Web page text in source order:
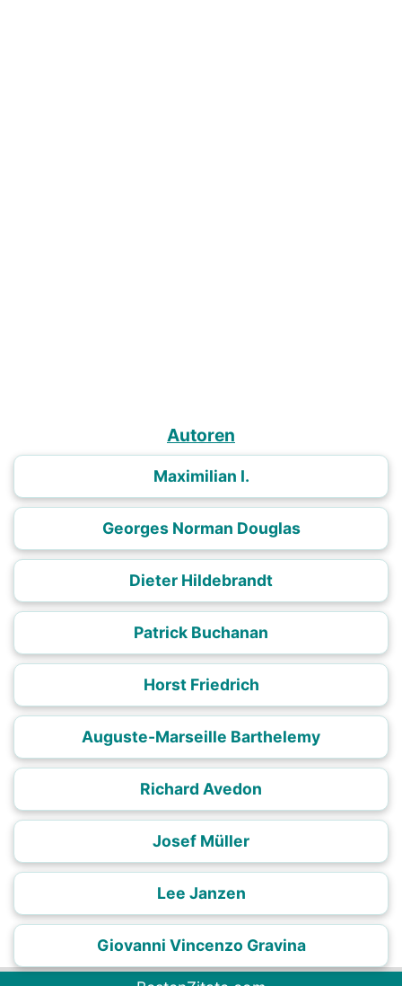
Autoren
Maximilian I.
Georges Norman Douglas
Dieter Hildebrandt
Patrick Buchanan
Horst Friedrich
Auguste-Marseille Barthelemy
Richard Avedon
Josef Müller
Lee Janzen
Giovanni Vincenzo Gravina